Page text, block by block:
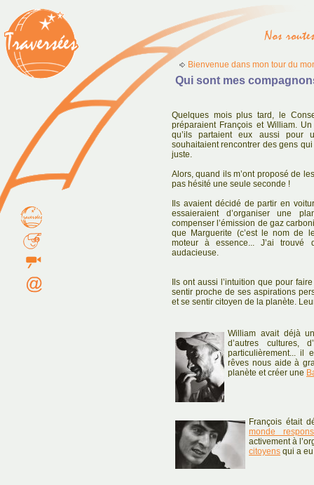
Bienvenue dans mon tour du
Qui sont mes
Quelques mois plus tard, le
préparaient François et William.
qu’ils partaient eux aussi pour
souhaitaient rencontrer des gens
juste.
Alors, quand ils m’ont proposé de
pas hésité une seule seconde !
Ils avaient décidé de partir en
essaieraient d’organiser une
compenser l’émission de gaz
que Marguerite (c’est le nom de
moteur à essence... J’ai trouvé
audacieuse.
Ils ont aussi l’intuition que pour
sentir proche de ses aspirations
et se sentir citoyen de la planète.
William avait déjà
d’autres cultures,
particulièrement... il
rêves nous aide à
planète et créer une
François était
monde
activement à
citoyens qui a